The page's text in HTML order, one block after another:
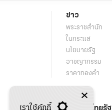
ข่าว
พระราชสำนัก
ในกระแส
นโยบายรัฐ
อาชญากรรม
ราคาทองคำ
เกี่ยวกับไทยรัฐ
เราใช้คุ้กกี้